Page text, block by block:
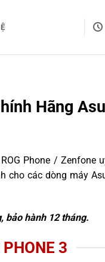
Hãng
Phone / Zenfone
các dòng máy
bảo hành 12 tháng.
3